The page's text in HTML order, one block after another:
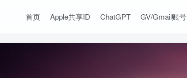
首页 Apple共享ID ChatGPT GV/Gmail账号